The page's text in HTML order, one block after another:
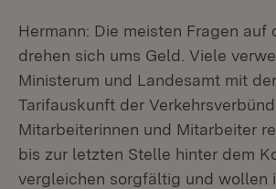
Hermann: Die meisten Fragen auf
drehen sich ums Geld. Viele
Ministerum und Landesamt mit
Tarifauskunft der
Mitarbeiterinnen und Mitarbeiter
bis zur letzten Stelle hinter dem
vergleichen sorgfältig und wollen